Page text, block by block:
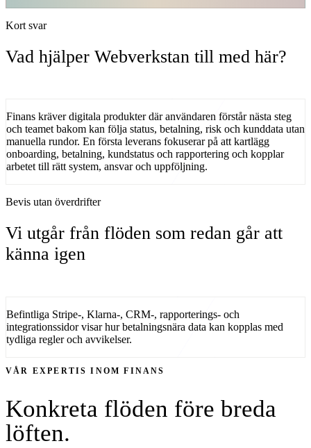
Kort svar
Vad hjälper Webverkstan till med här?
Finans kräver digitala produkter där användaren förstår nästa steg
och teamet bakom kan följa status, betalning, risk och kunddata utan
manuella rundor. En första leverans fokuserar på att kartlägg
onboarding, betalning, kundstatus och rapportering och kopplar
arbetet till rätt system, ansvar och uppföljning.
Bevis utan överdrifter
Vi utgår från flöden som redan går att
känna igen
Befintliga Stripe-, Klarna-, CRM-, rapporterings- och
integrationssidor visar hur betalningsnära data kan kopplas med
tydliga regler och avvikelser.
VÅR EXPERTIS INOMFINANS
Konkreta flöden före breda
löften.